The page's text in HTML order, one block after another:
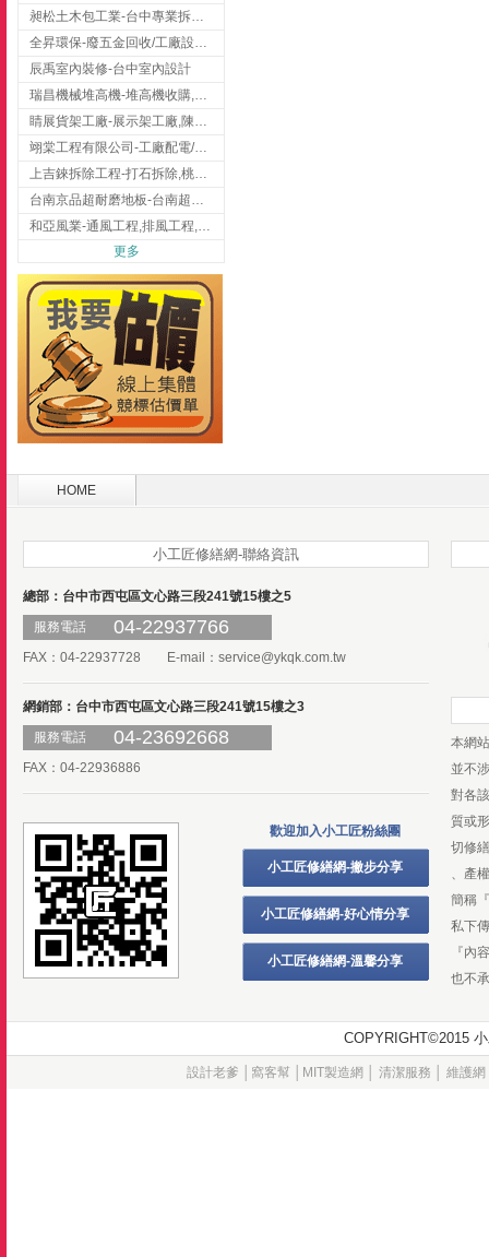
昶松土木包工業-台中專業拆除工程/挖土機出租
全昇環保-廢五金回收/工廠設備收購/機械設備回收/高價收購廠房設備
辰禹室內裝修-台中室內設計
瑞昌機械堆高機-堆高機收購,新北市堆高機,桃園堆高機
睛展貨架工廠-展示架工廠,陳列架,台中展示架工廠
翊棠工程有限公司-工廠配電/高雄消防機電公司
上吉錸拆除工程-打石拆除,桃園打石拆除,桃園拆除工程
台南京品超耐磨地板-台南超耐磨地板
和亞風業-通風工程,排風工程,彰化通風工程,彰化排風工程
更多
HOME
小工匠修繕網-聯絡資訊
總部：台中市西屯區文心路三段241號15樓之5
服務電話
04-22937766
FAX：04-22937728 E-mail： service@ykqk.com.tw
網銷部：台中市西屯區文心路三段241號15樓之3
服務電話
04-23692668
FAX：04-22936886
歡迎加入小工匠粉絲團
小工匠修繕網-撇步分享
小工匠修繕網-好心情分享
小工匠修繕網-溫馨分享
本網
並不
對各
質或
切修
、產
簡稱
私下
『內
也不
設計老爹 窩客幫│ MIT製造網 清潔服務 維護網